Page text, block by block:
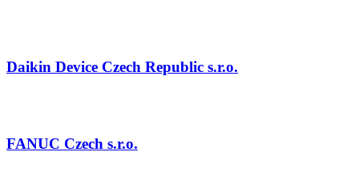
Daikin Device Czech Republic s.r.o.
FANUC Czech s.r.o.